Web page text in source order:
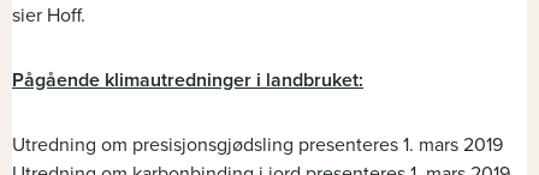
sier Hoff.
Pågående klimautredninger i landbruket:
Utredning om presisjonsgjødsling presenteres 1. mars 2019